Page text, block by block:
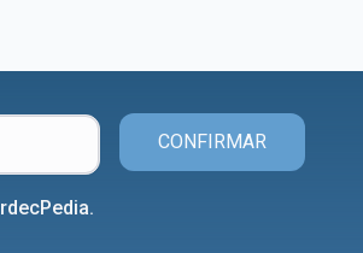
CONFIRMAR